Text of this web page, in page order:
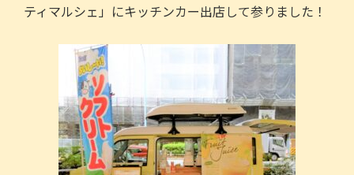
ティマルシェ」にキッチンカー出店して参りました！